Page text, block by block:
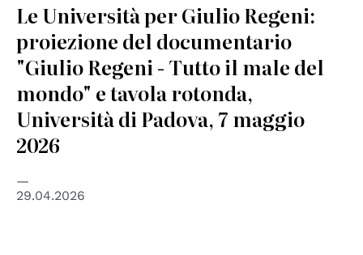
Le Università per Giulio Regeni:
proiezione del documentario
"Giulio Regeni - Tutto il male del
mondo" e tavola rotonda,
Università di Padova, 7 maggio
2026
29.04.2026